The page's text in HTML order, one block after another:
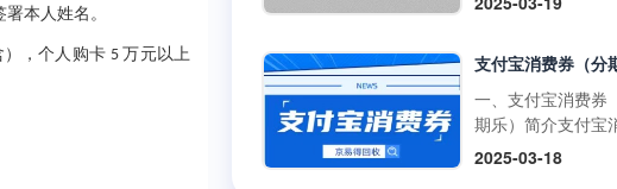
本人姓名。
，个人购卡 5 万元以上
后，前往人工收银
货券，收银员会通
码或手动输入相关
息，完成抵扣支付
商品金额超过提货
额，需自行支付超
物卡将存入您的账
朴朴超市门店的客
直接购买实体卡。
第三方平台： 在
宝、京东等....
优质加油卡回收平
平台的两大“黄金准
则” （一）高资质
通货 加油充值卡可
是小数目，少则几
多则上千，省着点
发放的首选。作为
专业的卡券回收平
京易得回收深知瑞
势，今天就让我们
一、支付宝消费券
期乐）简介支付宝
券（分期乐）是由
2025-03-18